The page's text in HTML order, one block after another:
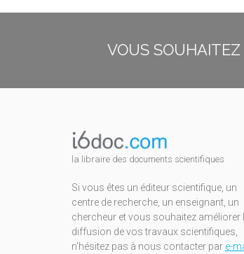
VOUS
la libraire des documents scientifiques
Si vous êtes un éditeur scientifique, un
centre de recherche, un enseignant, un
chercheur et vous souhaitez améliorer
diffusion de vos travaux scientifiques,
n'hésitez pas à nous contacter par e-